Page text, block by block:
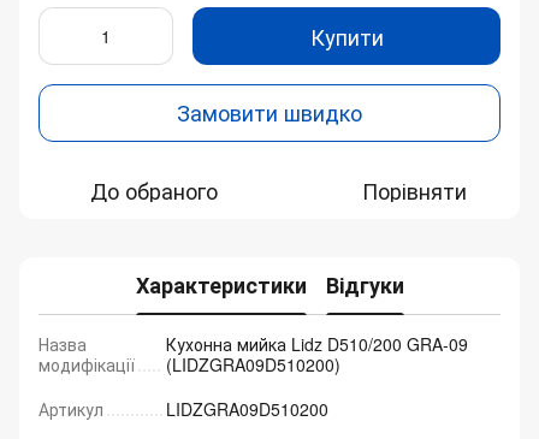
Купити
Замовити швидко
До обраного Порівняти
Характеристики Відгуки
Назва
модифікації
Кухонна мийка Lidz D510/200 GRA-09
(LIDZGRA09D510200)
Артикул
LIDZGRA09D510200